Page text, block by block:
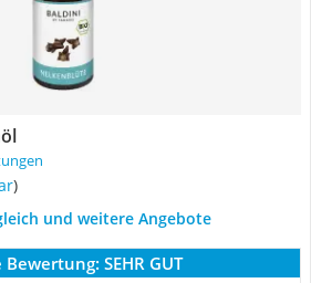
)
und weitere Angebote
Bewertung: SEHR GUT